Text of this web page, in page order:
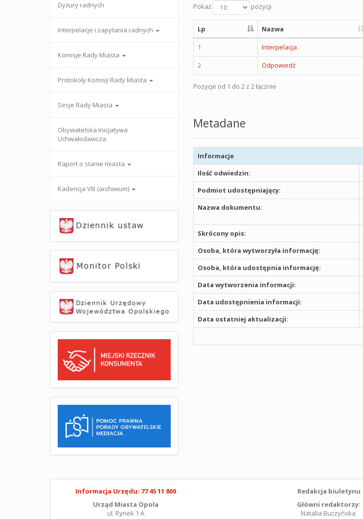
Dyżury radnych
Interpelacje i zapytania radnych
Komisje Rady Miasta
Protokoły Komisji Rady Miasta
Sesje Rady Miasta
Obywatelska Inicjatywa
Uchwałodawcza
Raport o stanie miasta
Kadencja VIII (archiwum)
Pokaż pozycji
Lp Nazwa
1 Interpelacja .
2 Odpowiedź
Pozycje od 1 do 2 z 2 łącznie
Metadane
Informacje
Ilość odwiedzin:
Podmiot udostępniający:
Nazwa dokumentu:
Skrócony opis:
Osoba, która wytworzyła informację:
Osoba, która udostępnia informację:
Data wytworzenia informacji:
Data udostępnienia informacji:
Data ostatniej aktualizacji:
Informacja Urzędu: 77 45 11 800
Urząd Miasta Opola
ul. Rynek 1 A
Redakcja biuletynu
Główni redaktorzy:
Natalia Buczyńska